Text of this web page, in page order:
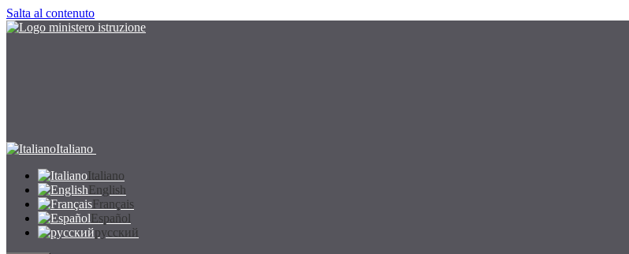
Salta al contenuto
Italiano
Italiano
English
Français
Español
русский